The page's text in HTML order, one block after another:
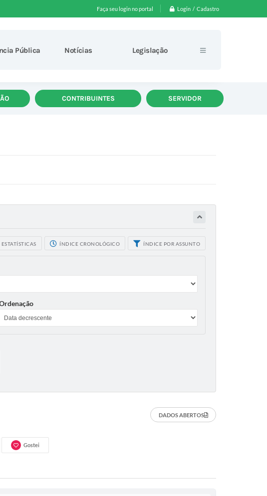
Faça seu login no portal Login / Cadastro
Pública Notícias Legislação
CONTRIBUINTES SERVIDOR
ESTATÍSTICAS ÍNDICE CRONOLÓGICO ÍNDICE POR ASSUNTO
DADOS ABERTOS
Gostei